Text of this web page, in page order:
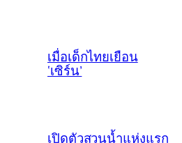
เมื่อเด็กไทยเยือน
‘เซิร์น’
เปิดตัวสวนน้ำแห่งแรก